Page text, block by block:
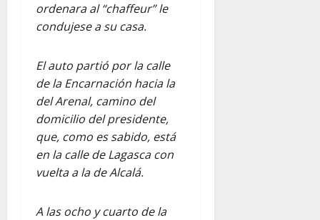
ordenara al “chaffeur” le
condujese a su casa.
El auto partió por la calle
de la Encarnación hacia la
del Arenal, camino del
domicilio del presidente,
que, como es sabido, está
en la calle de Lagasca con
vuelta a la de Alcalá.
A las ocho y cuarto de la